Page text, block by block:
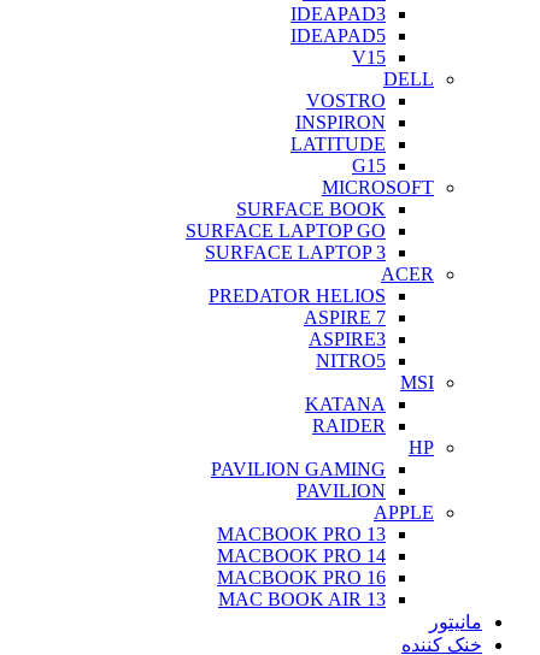
IDEAPAD3
IDEAPAD5
V15
DELL
VOSTRO
INSPIRON
LATITUDE
G15
MICROSOFT
SURFACE BOOK
SURFACE LAPTOP GO
SURFACE LAPTOP 3
ACER
PREDATOR HELIOS
ASPIRE 7
ASPIRE3
NITRO5
MSI
KATANA
RAIDER
HP
PAVILION GAMING
PAVILION
APPLE
MACBOOK PRO 13
MACBOOK PRO 14
MACBOOK PRO 16
MAC BOOK AIR 13
مانیتور
خنک کننده